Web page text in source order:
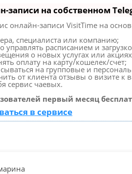
записи на собственном
онлайн-записи VisitTime на
специалиста или компанию;
управлять расписанием и
о новых услугах или
оплату на карту/кошелек/счет;
на групповые и
от клиента отзывы о визите к
сервис чаевых.
первый месяц
в сервисе